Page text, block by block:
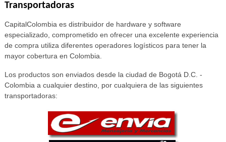
Transportadoras
CapitalColombia es distribuidor de hardware y software
especializado, comprometido en ofrecer una excelente experiencia
de compra utiliza diferentes operadores logísticos para tener la
mayor cobertura en Colombia.
Los productos son enviados desde la ciudad de Bogotá D.C. -
Colombia a cualquier destino, por cualquiera de las siguientes
transportadoras: